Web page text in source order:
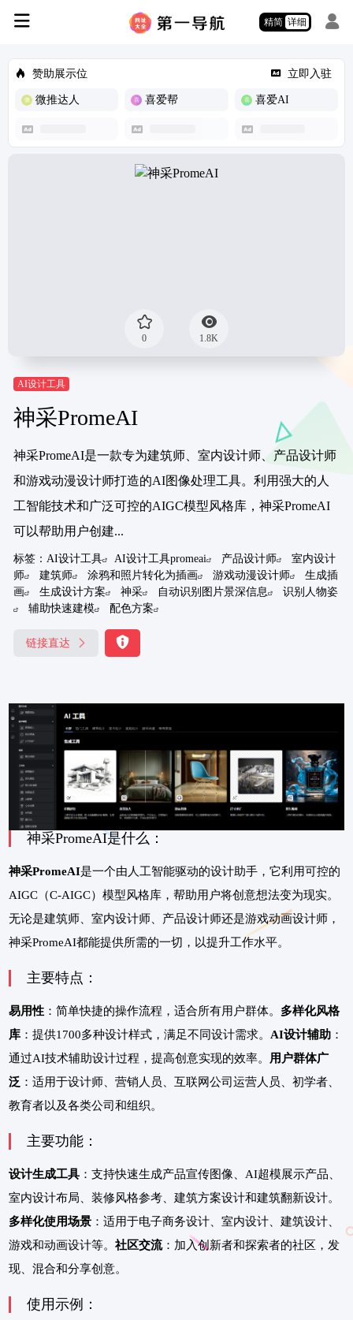
精简 详细
赞助展示位 立即入驻
微推达人 喜爱帮 喜爱AI
0 1.8K
AI设计工具
神采PromeAI
神采PromeAI是一款专为建筑师、室内设计师、产品设计师
和游戏动漫设计师打造的AI图像处理工具。利用强大的人
工智能技术和广泛可控的AIGC模型风格库，神采PromeAI
可以帮助用户创建...
标签： AI设计工具 AI设计工具promeai 产品设计师
室内设计
师
建筑师 涂鸦和照片转化为插画 游戏动漫设计师
生成插
画
生成设计方案 神采 自动识别图片景深信息
识别人物姿
辅助快速建模
配色方案
链接直达
神采PromeAI是什么：
神采PromeAI是一个由人工智能驱动的设计助手，它利用可控的
AIGC（C-AIGC）模型风格库，帮助用户将创意想法变为现实。
无论是建筑师、室内设计师、产品设计师还是游戏动画设计师，
神采PromeAI都能提供所需的一切，以提升工作水平。
主要特点：
易用性 ：简单快捷的操作流程，适合所有用户群体。 多样化风格
库 ：提供1700多种设计样式，满足不同设计需求。 AI设计辅助 ：
通过AI技术辅助设计过程，提高创意实现的效率。
用户群体广
泛 ：适用于设计师、营销人员、互联网公司运营人员、初学者、
教育者以及各类公司和组织。
主要功能：
设计生成工具 ：支持快速生成产品宣传图像、AI超模展示产品、
室内设计布局、装修风格参考、建筑方案设计和建筑翻新设计。
多样化使用场景 ：适用于电子商务设计、室内设计、建筑设计、
游戏和动画设计等。 社区交流：加入创新者和探索者的社区，发
现、混合和分享创意。
使用示例：